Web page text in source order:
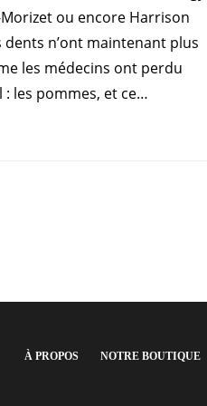
ou encore Harrison
dents n’ont maintenant plus
les médecins ont perdu
les pommes, et ce…
À PROPOS NOTRE BOUTIQUE